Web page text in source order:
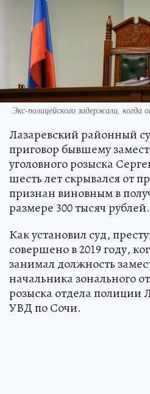
Экс-полицейского задержали, когда
Лазаревский районный
приговор бывшему
уголовного розыска
шесть лет скрывался от
признан виновным в
размере 300 тысяч рублей.
Как установил суд,
совершено в 2019 году,
занимал должность
начальника зонального
розыска отдела полиции
УВД по Сочи.